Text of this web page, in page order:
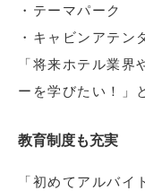
・テーマパーク
・キャビンアテン
「将来ホテル業
ーを学びたい！」
教育制度も充実
「初めてアルバ